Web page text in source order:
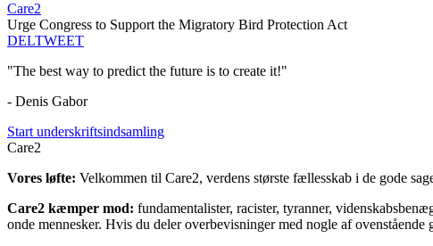
Care2
Urge Congress to Support the Migratory Bird Protection Act
DELTWEET
"The best way to predict the future is to create it!"
- Denis Gabor
Start underskriftsindsamling
Care2
Vores løfte: Velkommen til Care2, verdens største fællesskab i de gode
Care2 kæmper mod: fundamentalister, racister, tyranner,
onde mennesker. Hvis du deler overbevisninger med nogle af